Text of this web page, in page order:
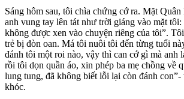
Sáng hôm sau, tôi chìa chứng cớ ra. Mặt Quân
anh vung tay lên tát như trời giáng vào mặt
không được xen vào chuyện riêng của tôi”.
trẻ bị đòn oan. Má tôi nuôi tôi đến từng tuổi
đánh tôi một roi nào, vậy thì can cớ gì mà anh
rồi tôi dọn quần áo, xin phép ba mẹ chồng về
lung tung, đã không biết lỗi lại còn đánh
khóc.